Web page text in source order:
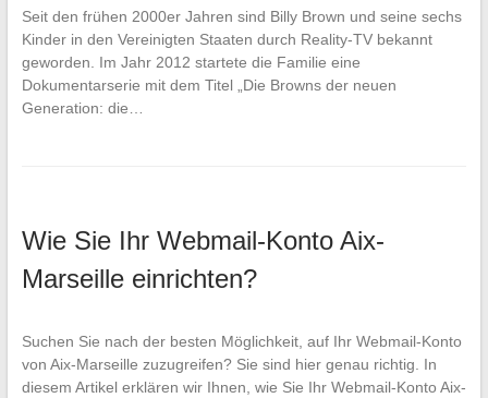
Seit den frühen 2000er Jahren sind Billy Brown und seine sechs
Kinder in den Vereinigten Staaten durch Reality-TV bekannt
geworden. Im Jahr 2012 startete die Familie eine
Dokumentarserie mit dem Titel „Die Browns der neuen
Generation: die…
Wie Sie Ihr Webmail-Konto Aix-
Marseille einrichten?
Suchen Sie nach der besten Möglichkeit, auf Ihr Webmail-Konto
von Aix-Marseille zuzugreifen? Sie sind hier genau richtig. In
diesem Artikel erklären wir Ihnen, wie Sie Ihr Webmail-Konto Aix-